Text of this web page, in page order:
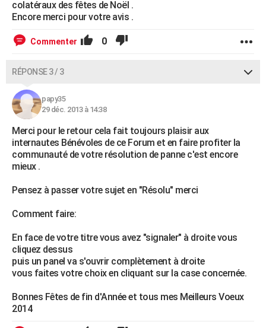
colatéraux des fêtes de Noël .
Encore merci pour votre avis .
Commenter 0
RÉPONSE 3 / 3
papy35
29 déc. 2013 à 14:38
Merci pour le retour cela fait toujours plaisir aux
internautes Bénévoles de ce Forum et en faire profiter la
communauté de votre résolution de panne c'est encore
mieux .
Pensez à passer votre sujet en "Résolu" merci
Comment faire:
En face de votre titre vous avez "signaler" à droite vous
cliquez dessus
puis un panel va s'ouvrir complètement à droite
vous faites votre choix en cliquant sur la case concernée.
Bonnes Fêtes de fin d'Année et tous mes Meilleurs Voeux
2014